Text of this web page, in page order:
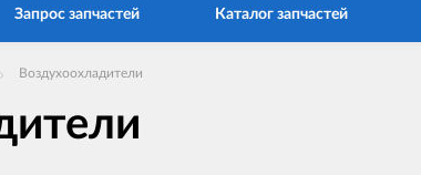
Запрос запчастей Каталог запчастей
Воздухоохладители